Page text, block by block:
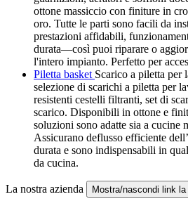
ottone massiccio con finiture in
oro. Tutte le parti sono facili da
prestazioni affidabili,
durata—così puoi riparare o
l'intero impianto. Perfetto per
Piletta basket Scarico a piletta per
selezione di scarichi a piletta per
resistenti cestelli filtranti, set di
scarico. Disponibili in ottone e
soluzioni sono adatte sia a cucine
Assicurano deflusso efficiente
durata e sono indispensabili in
da cucina.
La nostra azienda Mostra/nascondi link